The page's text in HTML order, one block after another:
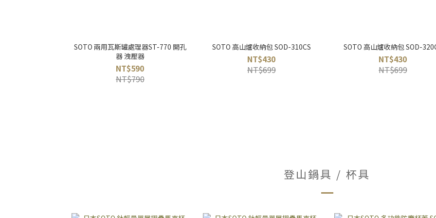
SOTO 兩用瓦斯罐處理器ST-770 開孔
器 洩壓器
NT$590
NT$790
SOTO 高山爐收納包 SOD-310CS
NT$430
NT$699
SOTO 高山爐收納包 SOD-
NT$430
NT$699
登山鍋具 / 杯具